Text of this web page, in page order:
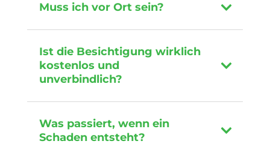
Muss ich vor Ort sein?
Ist die Besichtigung wirklich
kostenlos und
unverbindlich?
Was passiert, wenn ein
Schaden entsteht?